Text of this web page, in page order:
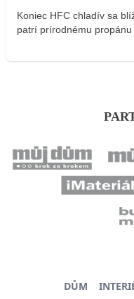
Koniec HFC chladív sa
patrí prírodnému propánu
DŮM